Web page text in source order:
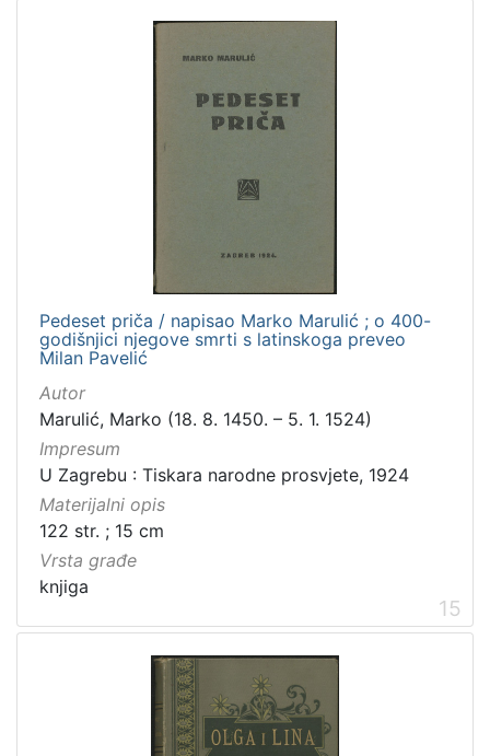
Pedeset priča / napisao Marko Marulić ; o 400-
godišnjici njegove smrti s latinskoga preveo
Milan Pavelić
Autor
Marulić, Marko (18. 8. 1450. – 5. 1. 1524)
Impresum
U Zagrebu : Tiskara narodne prosvjete, 1924
Materijalni opis
122 str. ; 15 cm
Vrsta građe
knjiga
15